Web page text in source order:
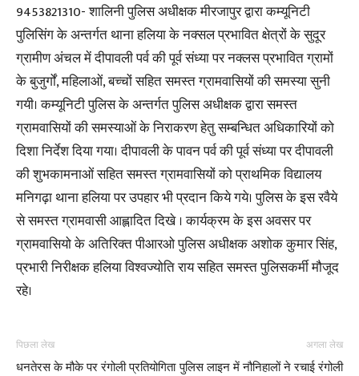
9453821310- शालिनी पुलिस अधीक्षक मीरजापुर द्वारा कम्यूनिटी
पुलिसिंग के अन्तर्गत थाना हलिया के नक्सल प्रभावित क्षेत्रों के सुदूर
ग्रामीण अंचल में दीपावली पर्व की पूर्व संध्या पर नक्लस प्रभावित ग्रामों
के बुजुर्गों, महिलाओं, बच्चों सहित समस्त ग्रामवासियों की समस्या सुनी
गयी। कम्यूनिटी पुलिस के अन्तर्गत पुलिस अधीक्षक द्वारा समस्त
ग्रामवासियों की समस्याओं के निराकरण हेतु सम्बन्धित अधिकारियों को
दिशा निर्देश दिया गया। दीपावली के पावन पर्व की पूर्व संध्या पर दीपावली
की शुभकामनाओं सहित समस्त ग्रामवासियों को प्राथमिक विद्यालय
मनिगढ़ा थाना हलिया पर उपहार भी प्रदान किये गये। पुलिस के इस रवैये
से समस्त ग्रामवासी आह्लादित दिखे । कार्यक्रम के इस अवसर पर
ग्रामवासियो के अतिरिक्त पीआरओ पुलिस अधीक्षक अशोक कुमार सिंह,
प्रभारी निरीक्षक हलिया विश्वज्योति राय सहित समस्त पुलिसकर्मी मौजूद
रहे।
पिछला लेख
धनतेरस के मौके पर रंगोली प्रतियोगिता
अगला लेख
पुलिस लाइन में नौनिहालों ने रचाई रंगोली